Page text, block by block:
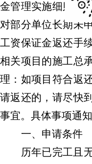
金管理实施细则》
对部分单位长期未
工资保证金返还手
相关项目的施工总
理：如项目符合返
请返还的，请尽快
事宜。具体事项通知
一、申请条件
历年已完工且